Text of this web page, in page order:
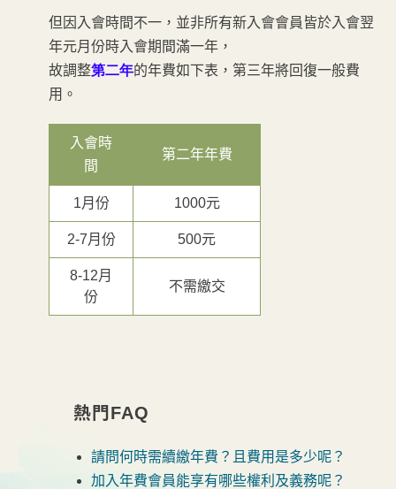
但因入會時間不一，並非所有新入會會員皆於入會翌
年元月份時入會期間滿一年，
故調整第二年的年費如下表，第三年將回復一般費
用。
入會時
間
第二年年費
1月份 1000元
2-7月份 500元
8-12月
份
不需繳交
熱門FAQ
請問何時需續繳年費？且費用是多少呢？
加入年費會員能享有哪些權利及義務呢？